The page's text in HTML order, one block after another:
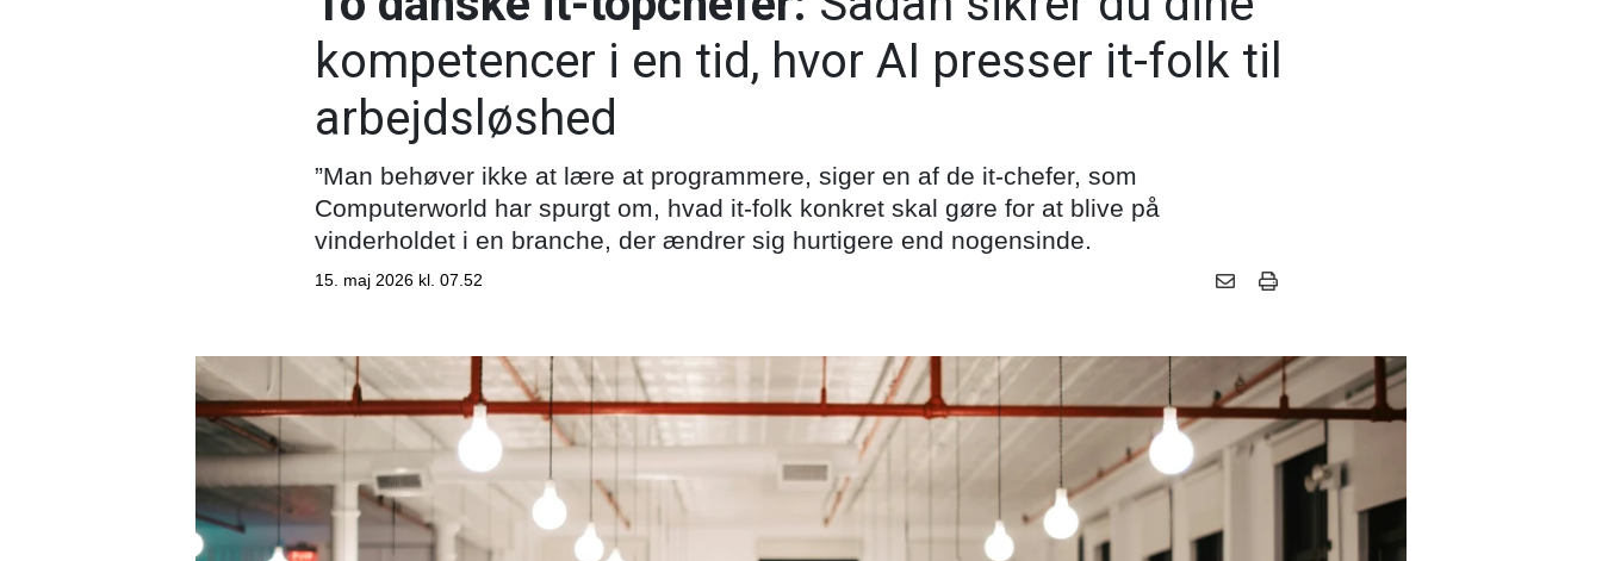
kompetencer i en tid, hvor AI presser it-folk til
arbejdsløshed
”Man behøver ikke at lære at programmere, siger en af de it-chefer, som
Computerworld har spurgt om, hvad it-folk konkret skal gøre for at blive på
vinderholdet i en branche, der ændrer sig hurtigere end nogensinde.
15. maj 2026 kl. 07.52